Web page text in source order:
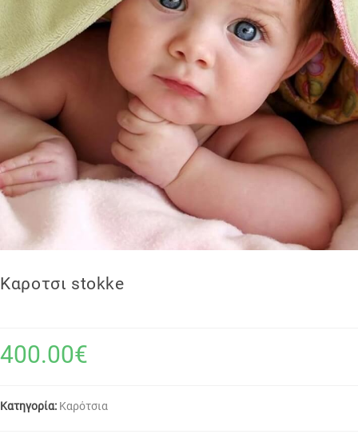
Καροτσι stokke
400.00€
Κατηγορία: Καρότσια